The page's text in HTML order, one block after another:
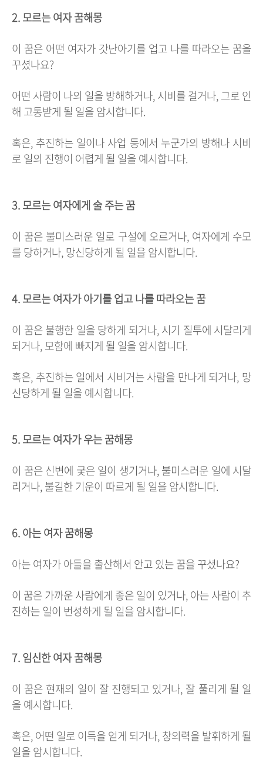
2. 모르는 여자 꿈해몽
이 꿈은 어떤 여자가 갓난아기를 업고 나를 따라오는 꿈을
꾸셨나요?
어떤 사람이 나의 일을 방해하거나, 시비를 걸거나, 그로 인
해 고통받게 될 일을 암시합니다.
혹은, 추진하는 일이나 사업 등에서 누군가의 방해나 시비
로 일의 진행이 어렵게 될 일을 예시합니다.
3. 모르는 여자에게 술 주는 꿈
이 꿈은 불미스러운 일로 구설에 오르거나, 여자에게 수모
를 당하거나, 망신당하게 될 일을 암시합니다.
4. 모르는 여자가 아기를 업고 나를 따라오는 꿈
이 꿈은 불행한 일을 당하게 되거나, 시기 질투에 시달리게
되거나, 모함에 빠지게 될 일을 암시합니다.
혹은, 추진하는 일에서 시비거는 사람을 만나게 되거나, 망
신당하게 될 일을 예시합니다.
5. 모르는 여자가 우는 꿈해몽
이 꿈은 신변에 궂은 일이 생기거나, 불미스러운 일에 시달
리거나, 불길한 기운이 따르게 될 일을 암시합니다.
6. 아는 여자 꿈해몽
아는 여자가 아들을 출산해서 안고 있는 꿈을 꾸셨나요?
이 꿈은 가까운 사람에게 좋은 일이 있거나, 아는 사람이 추
진하는 일이 번성하게 될 일을 암시합니다.
7. 임신한 여자 꿈해몽
이 꿈은 현재의 일이 잘 진행되고 있거나, 잘 풀리게 될 일
을 예시합니다.
혹은, 어떤 일로 이득을 얻게 되거나, 창의력을 발휘하게 될
일을 암시합니다.